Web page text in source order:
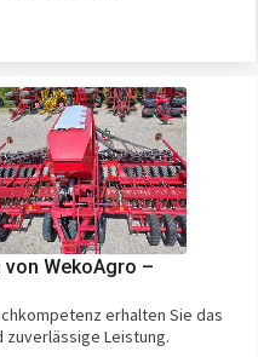
L
WekoAgro –
erhalten Sie das
zuverlässige Leistung.